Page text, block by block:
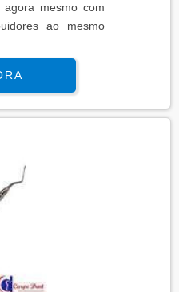
mesmo com
ao mesmo